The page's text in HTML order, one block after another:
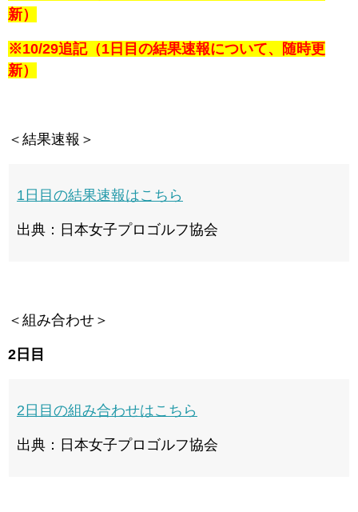
新）
※10/29追記（1日目の結果速報について、随時更
新）
＜結果速報＞
1日目の結果速報はこちら
出典：日本女子プロゴルフ協会
＜組み合わせ＞
2日目
2日目の組み合わせはこちら
出典：日本女子プロゴルフ協会